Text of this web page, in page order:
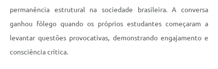
permanência estrutural na sociedade brasileira. A conversa
ganhou fôlego quando os próprios estudantes começaram a
levantar questões provocativas, demonstrando engajamento e
consciência crítica.